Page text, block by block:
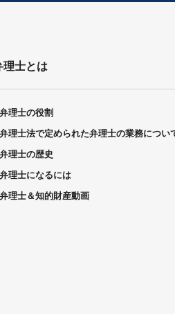
理士とは
弁理士の役割
弁理士法で定められた弁理士の業務につい
弁理士の歴史
弁理士になるには
弁理士＆知的財産動画